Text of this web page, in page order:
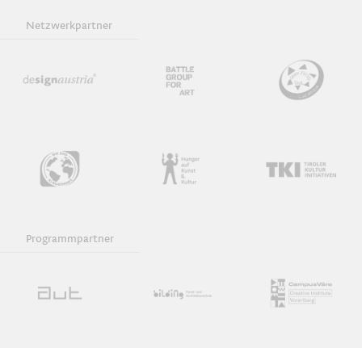
Netzwerkpartner
Programmpartner